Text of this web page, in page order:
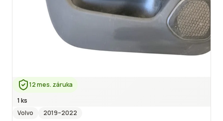
12 mes. záruka
1 ks
Volvo
2019–2022